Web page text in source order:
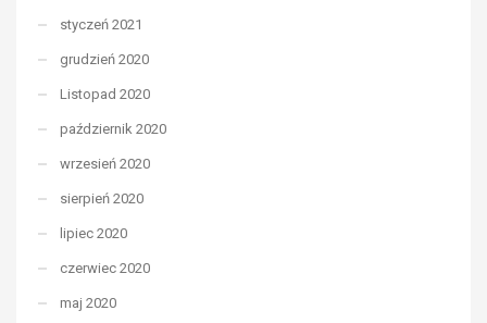
styczeń 2021
grudzień 2020
Listopad 2020
październik 2020
wrzesień 2020
sierpień 2020
lipiec 2020
czerwiec 2020
maj 2020